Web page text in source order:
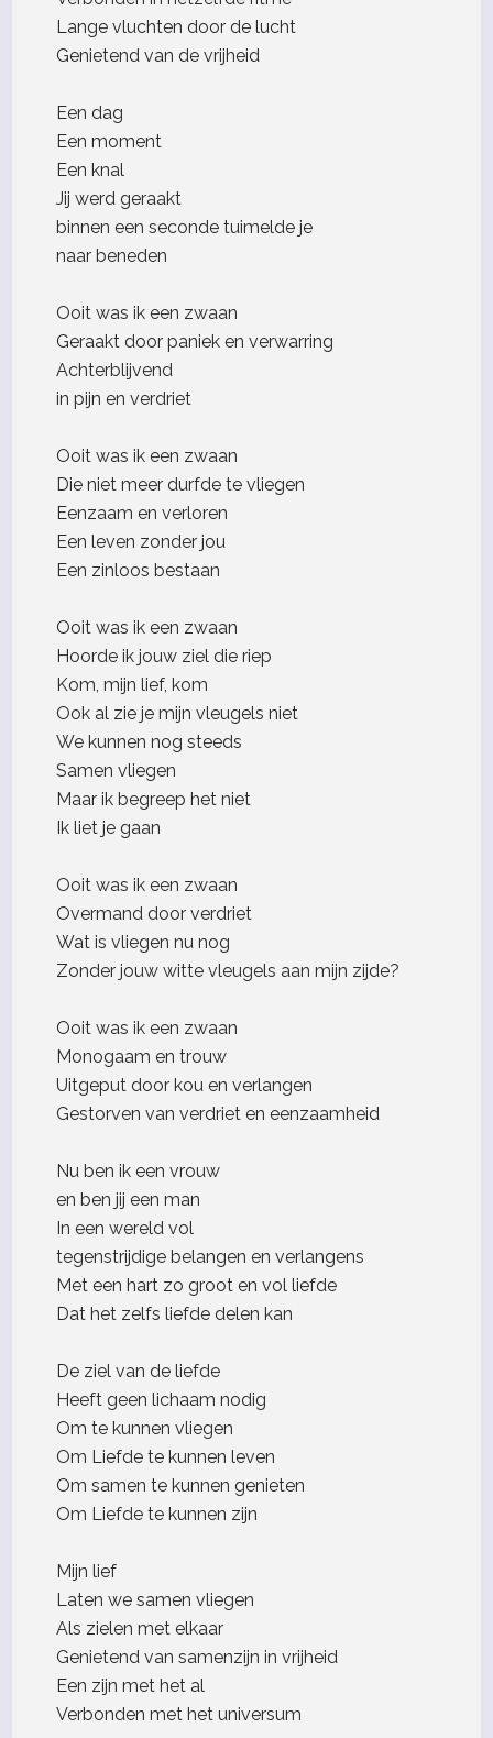
Lange vluchten door de lucht
Genietend van de vrijheid
Een dag
Een moment
Een knal
Jij werd geraakt
binnen een seconde tuimelde je
naar beneden
Ooit was ik een zwaan
Geraakt door paniek en verwarring
Achterblijvend
in pijn en verdriet
Ooit was ik een zwaan
Die niet meer durfde te vliegen
Eenzaam en verloren
Een leven zonder jou
Een zinloos bestaan
Ooit was ik een zwaan
Hoorde ik jouw ziel die riep
Kom, mijn lief, kom
Ook al zie je mijn vleugels niet
We kunnen nog steeds
Samen vliegen
Maar ik begreep het niet
Ik liet je gaan
Ooit was ik een zwaan
Overmand door verdriet
Wat is vliegen nu nog
Zonder jouw witte vleugels aan mijn zijde?
Ooit was ik een zwaan
Monogaam en trouw
Uitgeput door kou en verlangen
Gestorven van verdriet en eenzaamheid
Nu ben ik een vrouw
en ben jij een man
In een wereld vol
tegenstrijdige belangen en verlangens
Met een hart zo groot en vol liefde
Dat het zelfs liefde delen kan
De ziel van de liefde
Heeft geen lichaam nodig
Om te kunnen vliegen
Om Liefde te kunnen leven
Om samen te kunnen genieten
Om Liefde te kunnen zijn
Mijn lief
Laten we samen vliegen
Als zielen met elkaar
Genietend van samenzijn in vrijheid
Een zijn met het al
Verbonden met het universum